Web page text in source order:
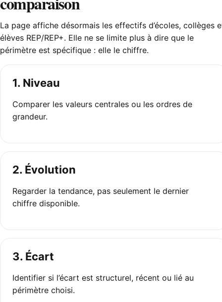
La page affiche désormais les effectifs d’écoles, collèges
élèves REP/REP+. Elle ne se limite plus à dire que le
périmètre est spécifique : elle le chiffre.
1. Niveau
Comparer les valeurs centrales ou les ordres de
grandeur.
2. Évolution
Regarder la tendance, pas seulement le dernier
chiffre disponible.
3. Écart
Identifier si l’écart est structurel, récent ou lié au
périmètre choisi.